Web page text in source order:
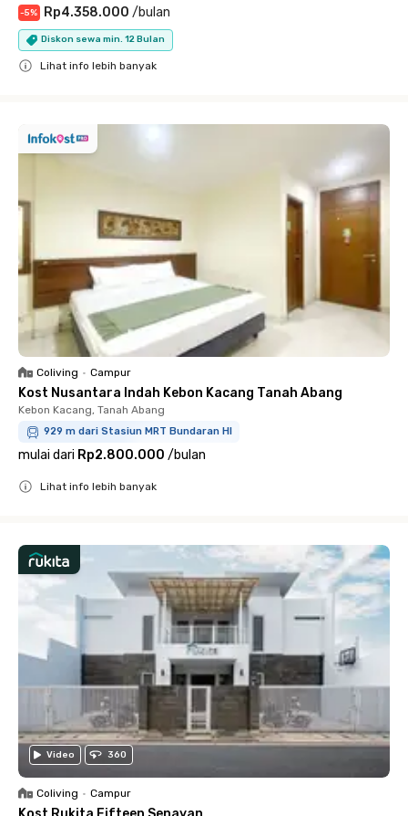
-5% Rp4.358.000 /bulan
Diskon sewa min. 12 Bulan
Lihat info lebih banyak
Coliving • Campur
Kost Nusantara Indah Kebon Kacang Tanah Abang
Kebon Kacang, Tanah Abang
929 m dari Stasiun MRT Bundaran HI
mulai dari Rp2.800.000 /bulan
Lihat info lebih banyak
Video 360
Coliving • Campur